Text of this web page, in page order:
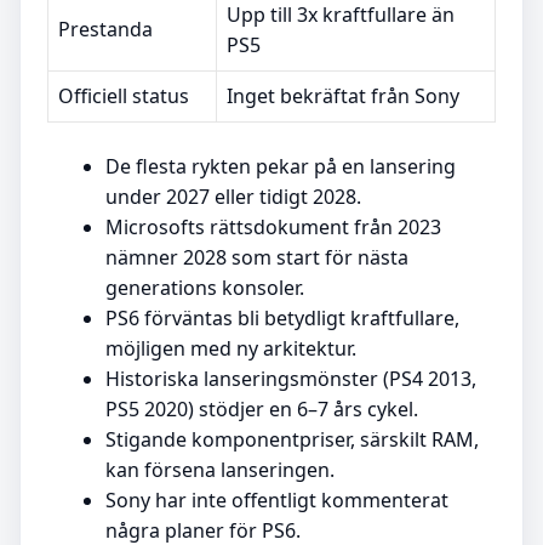
Prestanda
Upp till 3x kraftfullare än
PS5
Officiell status
Inget bekräftat från Sony
De flesta rykten pekar på en lansering
under 2027 eller tidigt 2028.
Microsofts rättsdokument från 2023
nämner 2028 som start för nästa
generations konsoler.
PS6 förväntas bli betydligt kraftfullare,
möjligen med ny arkitektur.
Historiska lanseringsmönster (PS4 2013,
PS5 2020) stödjer en 6–7 års cykel.
Stigande komponentpriser, särskilt RAM,
kan försena lanseringen.
Sony har inte offentligt kommenterat
några planer för PS6.